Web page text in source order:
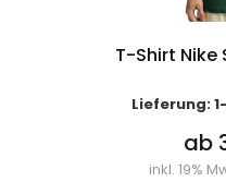
T-Shirt Nike
Lieferung:
ab
inkl. 19%